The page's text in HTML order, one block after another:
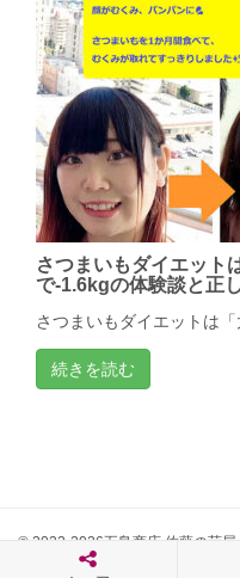
さつまいもダイエット
で-1.6kgの体験談と正
さつまいもダイエットは「
続きを読む
© 2022-2026五島商店 佐藤の芋屋